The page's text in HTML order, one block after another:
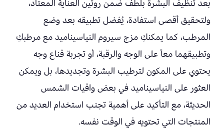
بعد تنظيف البشرة بلطف ضمن روتين العناية المعتاد،
ولتحقيق أقصى استفادة، يُفضل تطبيقه بعد وضع
المرطب، كما يمكنكِ مزج سيروم النياسيناميد مع مرطبكِ
وتطبيقهما معاً على الوجه والرقبة، أو تجربة قناع وجه
يحتوي على المكون لترطيب البشرة وتجديدها، بل ويمكن
العثور على النياسيناميد في بعض واقيات الشمس
الحديثة، مع التأكيد على أهمية تجنب استخدام العديد من
المنتجات التي تحتويه في الوقت نفسه.